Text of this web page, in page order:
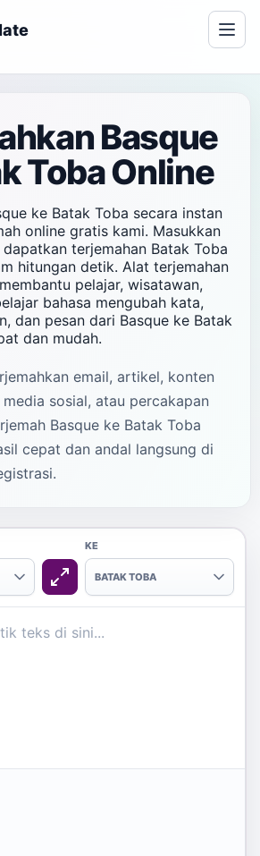
Basque
Toba Online
ke Batak Toba secara instan
online gratis kami. Masukkan
terjemahan Batak Toba
hitungan detik. Alat terjemahan
pelajar, wisatawan,
bahasa mengubah kata,
dan pesan dari Basque ke Batak
dan mudah.
email, artikel, konten
sosial, atau percakapan
Basque ke Batak Toba
cepat dan andal langsung di
KE
BATAK TOBA